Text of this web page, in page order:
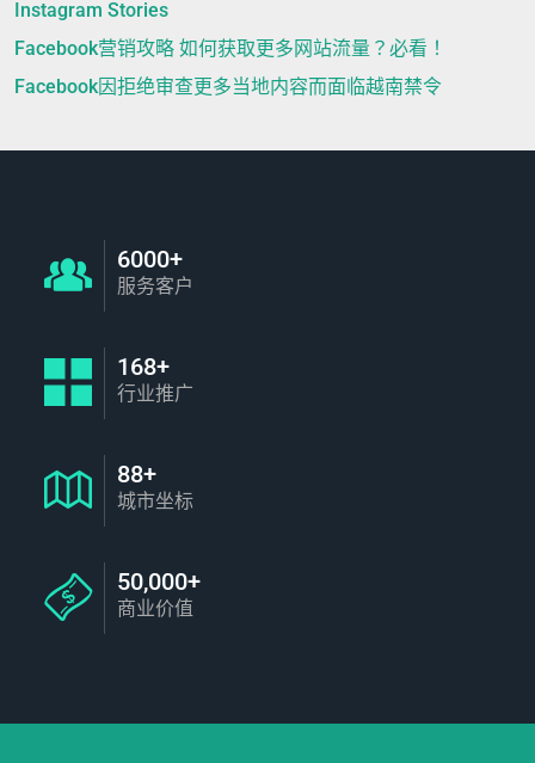
Instagram Stories
Facebook营销攻略 如何获取更多网站流量？必看！
Facebook因拒绝审查更多当地内容而面临越南禁令
6000+
服务客户
168+
行业推广
88+
城市坐标
50,000+
商业价值